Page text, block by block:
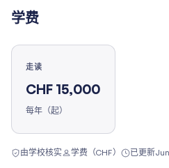
学费
走读
CHF 15,000
每年（起）
由学校核实 学费（CHF） 已更新